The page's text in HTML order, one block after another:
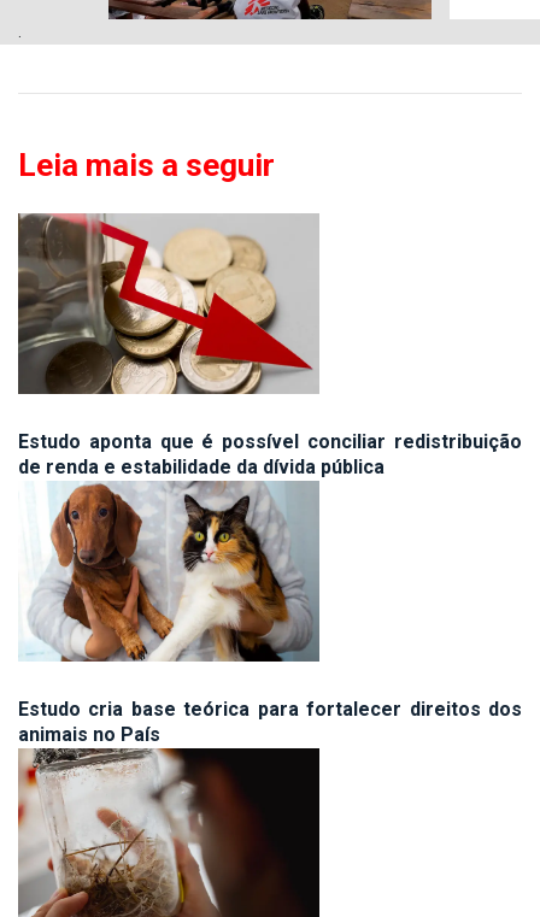
Leia mais a seguir
Estudo aponta que é possível conciliar redistribuição
de renda e estabilidade da dívida pública
Estudo cria base teórica para fortalecer direitos dos
animais no País